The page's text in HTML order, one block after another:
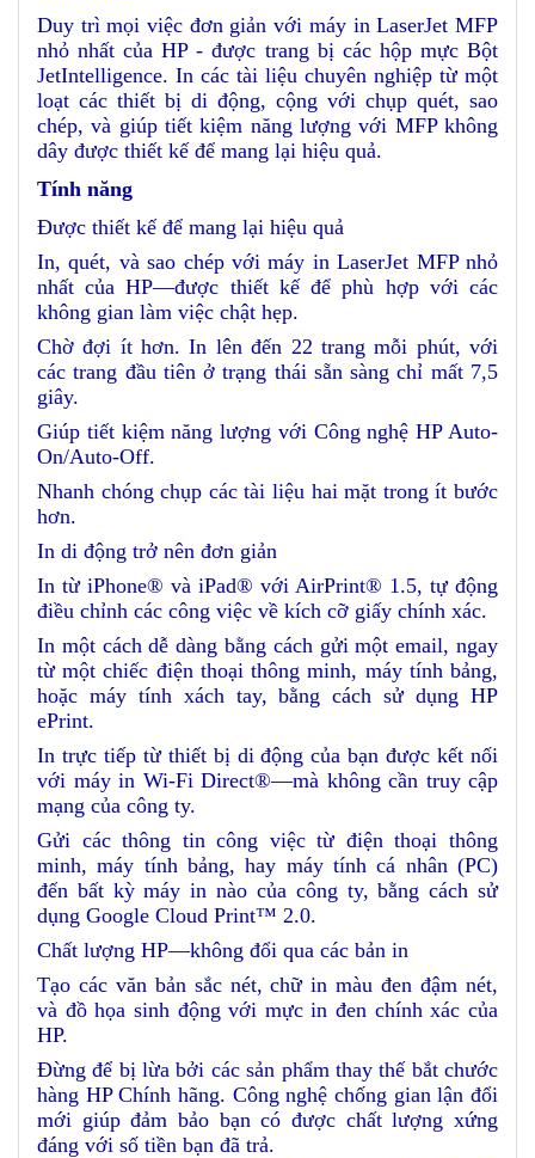
Duy trì mọi việc đơn giản với máy in LaserJet MFP
nhỏ nhất của HP - được trang bị các hộp mực Bột
JetIntelligence. In các tài liệu chuyên nghiệp từ một
loạt các thiết bị di động, cộng với chụp quét, sao
chép, và giúp tiết kiệm năng lượng với MFP không
dây được thiết kế để mang lại hiệu quả.
Tính năng
Được thiết kế để mang lại hiệu quả
In, quét, và sao chép với máy in LaserJet MFP nhỏ
nhất của HP—được thiết kế để phù hợp với các
không gian làm việc chật hẹp.
Chờ đợi ít hơn. In lên đến 22 trang mỗi phút, với
các trang đầu tiên ở trạng thái sẵn sàng chỉ mất 7,5
giây.
Giúp tiết kiệm năng lượng với Công nghệ HP Auto-
On/Auto-Off.
Nhanh chóng chụp các tài liệu hai mặt trong ít bước
hơn.
In di động trở nên đơn giản
In từ iPhone® và iPad® với AirPrint® 1.5, tự động
điều chỉnh các công việc về kích cỡ giấy chính xác.
In một cách dễ dàng bằng cách gửi một email, ngay
từ một chiếc điện thoại thông minh, máy tính bảng,
hoặc máy tính xách tay, bằng cách sử dụng HP
ePrint.
In trực tiếp từ thiết bị di động của bạn được kết nối
với máy in Wi-Fi Direct®—mà không cần truy cập
mạng của công ty.
Gửi các thông tin công việc từ điện thoại thông
minh, máy tính bảng, hay máy tính cá nhân (PC)
đến bất kỳ máy in nào của công ty, bằng cách sử
dụng Google Cloud Print™ 2.0.
Chất lượng HP—không đổi qua các bản in
Tạo các văn bản sắc nét, chữ in màu đen đậm nét,
và đồ họa sinh động với mực in đen chính xác của
HP.
Đừng để bị lừa bởi các sản phẩm thay thế bắt chước
hàng HP Chính hãng. Công nghệ chống gian lận đổi
mới giúp đảm bảo bạn có được chất lượng xứng
đáng với số tiền bạn đã trả.